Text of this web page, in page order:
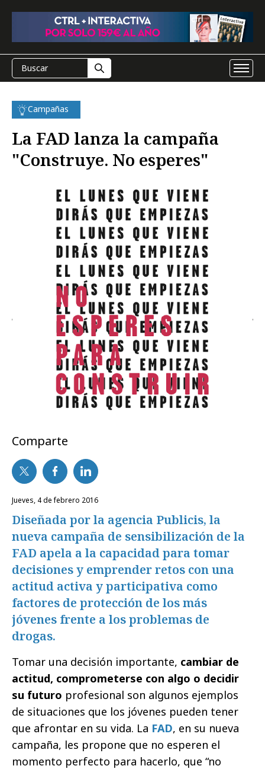
Campañas
La FAD lanza la campaña
"Construye. No esperes"
Comparte
jueves, 4 de febrero 2016
Diseñada por la agencia Publicis, la
nueva campaña de sensibilización de la
FAD apela a la capacidad para tomar
decisiones y emprender retos con una
actitud activa y participativa como
factores de protección de los más
jóvenes frente a los problemas de
drogas.
Tomar una decisión importante, cambiar de
actitud, comprometerse con algo o decidir
su futuro profesional son algunos ejemplos
de situaciones que los jóvenes pueden tener
que afrontar en su vida. La FAD, en su nueva
campaña, les propone que no esperen el
momento perfecto para hacerlo, que “no